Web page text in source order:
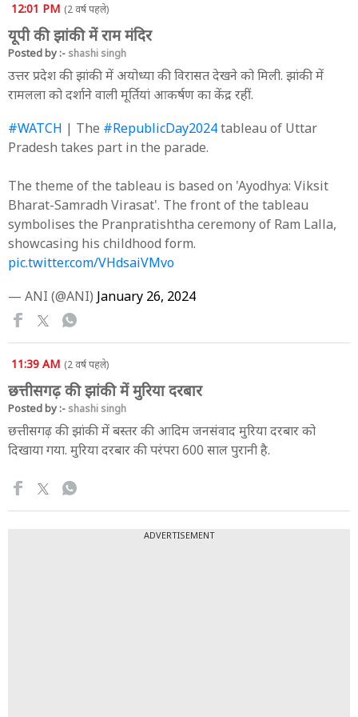
12:01 PM (2 वर्ष पहले)
यूपी की झांकी में राम मंदिर
Posted by :- shashi singh
उत्तर प्रदेश की झांकी में अयोध्या की विरासत देखने को मिली. झांकी में
रामलला को दर्शाने वाली मूर्तियां आकर्षण का केंद्र रहीं.
#WATCH | The #RepublicDay2024tableau of Uttar
Pradesh takes part in the parade.
The theme of the tableau is based on 'Ayodhya: Viksit
Bharat-Samradh Virasat'. The front of the tableau
symbolises the Pranpratishtha ceremony of Ram Lalla,
showcasing his childhood form.
pic.twitter.com/VHdsaiVMvo
— ANI (@ANI) January 26, 2024
11:39 AM (2 वर्ष पहले)
छत्तीसगढ़ की झांकी में मुरिया दरबार
Posted by :- shashi singh
छत्तीसगढ़ की झांकी में बस्तर की आदिम जनसंवाद मुरिया दरबार को
दिखाया गया. मुरिया दरबार की परंपरा 600 साल पुरानी है.
ADVERTISEMENT